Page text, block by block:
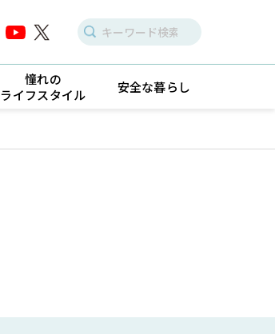
憧れの
ライフスタイル
安全な暮らし